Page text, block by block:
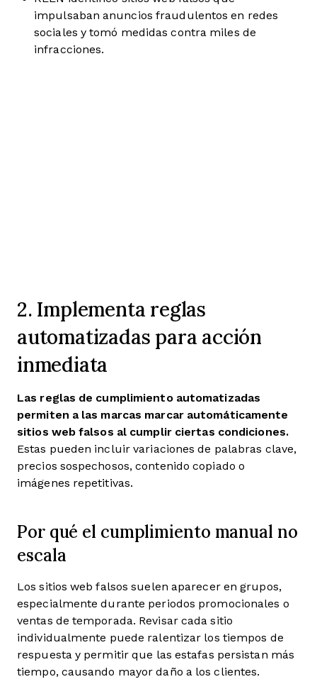
impulsaban anuncios fraudulentos en redes
sociales y tomó medidas contra miles de
infracciones.
2. Implementa reglas
automatizadas para acción
inmediata
Las reglas de cumplimiento automatizadas
permiten a las marcas marcar automáticamente
sitios web falsos al cumplir ciertas condiciones.
Estas pueden incluir variaciones de palabras clave,
precios sospechosos, contenido copiado o
imágenes repetitivas.
Por qué el cumplimiento manual no
escala
Los sitios web falsos suelen aparecer en grupos,
especialmente durante periodos promocionales o
ventas de temporada. Revisar cada sitio
individualmente puede ralentizar los tiempos de
respuesta y permitir que las estafas persistan más
tiempo, causando mayor daño a los clientes.